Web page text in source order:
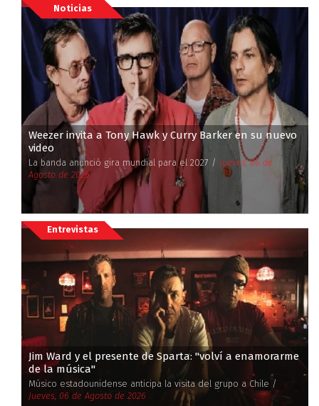
Noticias
Weezer invita a Tony Hawk y Curry Barker en su nuevo
video
La banda anunció gira mundial para el 2027 / Jueves, 06 de
Agosto de 2026
Entrevistas
Jim Ward y el presente de Sparta: ''volví a enamorarme
de la música''
Músico estadounidense anticipa la visita del grupo a Chile /
Jueves, 06 de Agosto de 2026